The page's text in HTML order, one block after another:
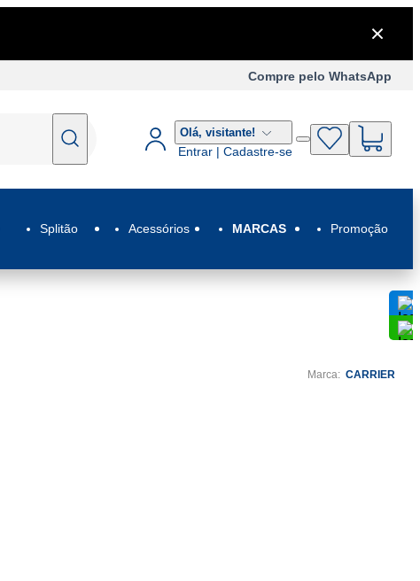
Compre pelo WhatsApp
Olá, visitante!
Entrar | Cadastre-se
Splitão Acessórios MARCAS Promoção
Marca: CARRIER